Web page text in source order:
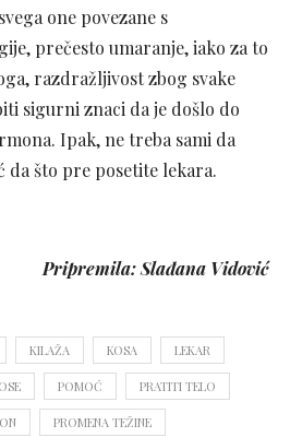
one povezane s
prečesto umaranje, iako za to
razdražljivost zbog svake
sigurni znaci da je došlo do
Ipak, ne treba sami da
da što pre posetite lekara.
Pripremila: Slađana Vidović
KILAŽA KOSA LEKAR
POMOĆ PRATITI TELO
PROMENA TEŽINE